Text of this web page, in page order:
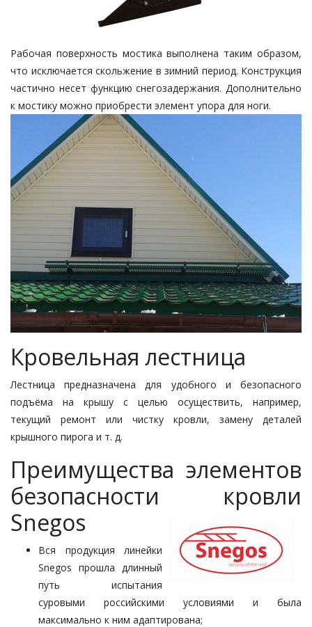
Рабочая поверхность мостика выполнена таким образом,
что исключается скольжение в зимний период. Конструкция
частично несет функцию снегозадержания. Дополнительно
к мостику можно приобрести элемент упора для ноги.
Кровельная лестница
Лестница предназначена для удобного и безопасного
подъёма на крышу с целью осуществить, например,
текущий ремонт или чистку кровли, замену деталей
крышного пирога и т. д.
Преимущества элементов
безопасности кровли
Snegos
Вся продукция линейки
Snegos прошла длинный
путь испытания
суровыми российскими условиями и была
максимально к ним адаптирована;